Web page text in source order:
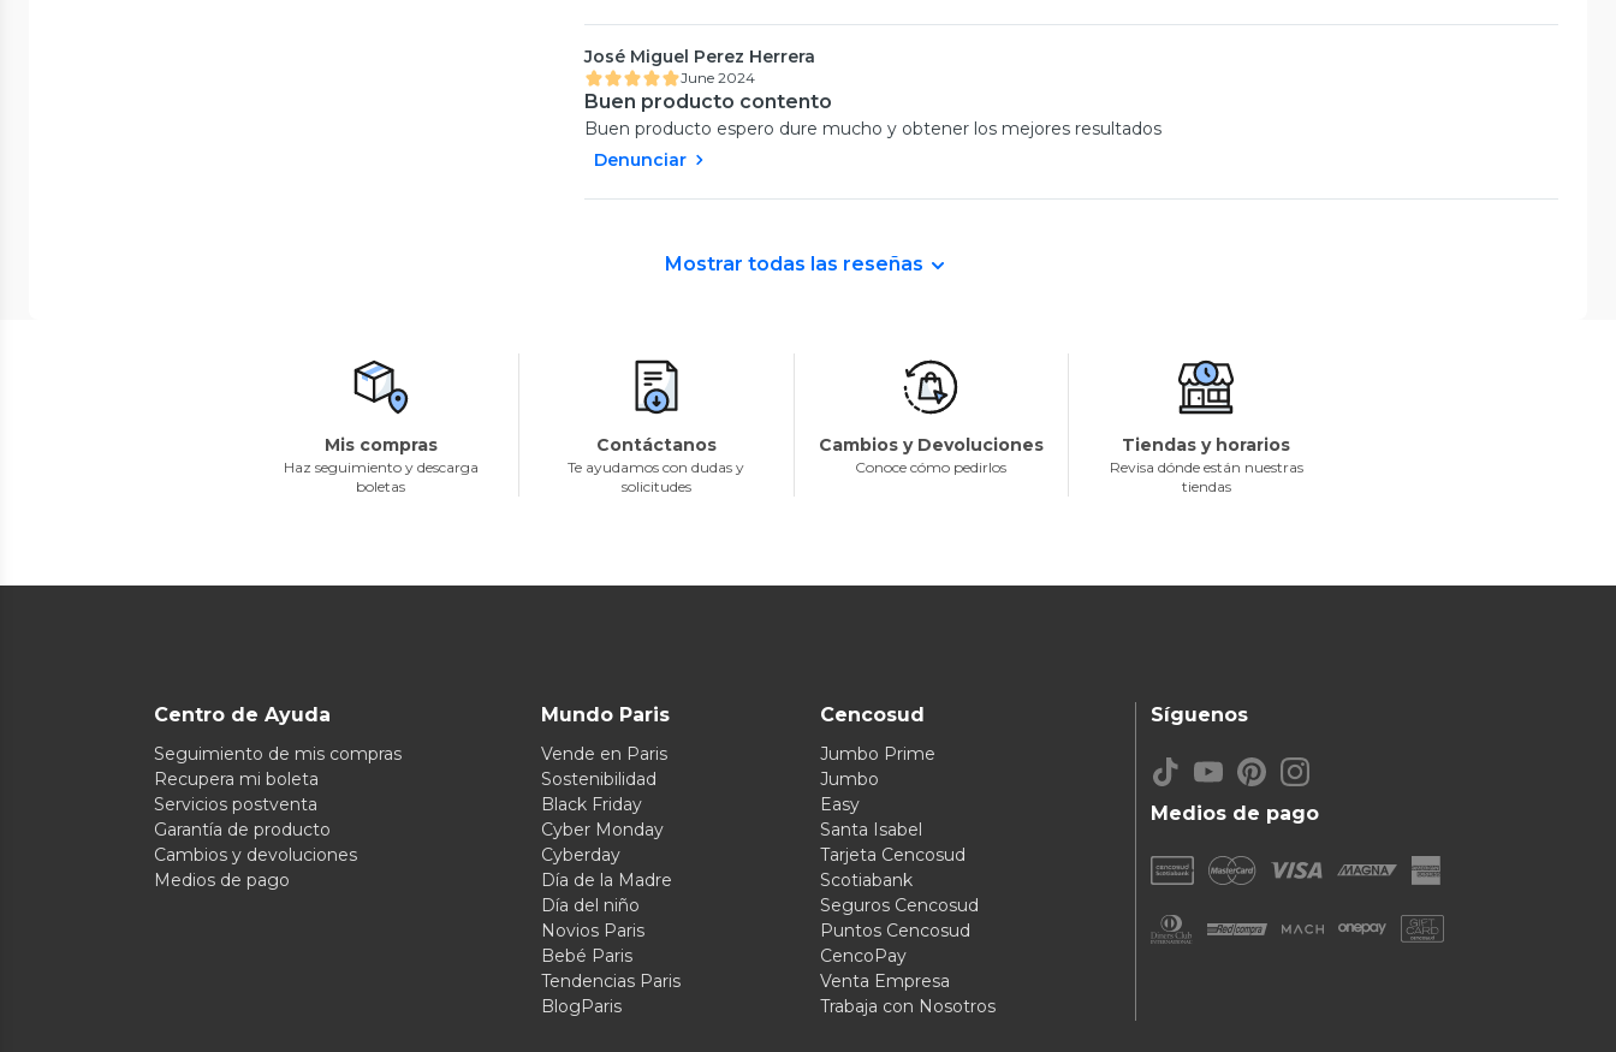
José Miguel Perez Herrera
June 2024
Buen producto contento
Buen producto espero dure mucho y obtener los mejores resultados
Denunciar
Mostrar todas las reseñas
Mis compras
Haz seguimiento y descarga
boletas
Contáctanos
Te ayudamos con dudas y
solicitudes
Cambios y Devoluciones
Conoce cómo pedirlos
Tiendas y horarios
Revisa dónde están nuestras
tiendas
Centro de Ayuda
Seguimiento de mis compras
Recupera mi boleta
Servicios postventa
Garantía de producto
Cambios y devoluciones
Medios de pago
Mundo Paris
Vende en Paris
Sostenibilidad
Black Friday
Cyber Monday
Cyberday
Día de la Madre
Día del niño
Novios Paris
Bebé Paris
Tendencias Paris
BlogParis
Cencosud
Jumbo Prime
Jumbo
Easy
Santa Isabel
Tarjeta Cencosud
Scotiabank
Seguros Cencosud
Puntos Cencosud
CencoPay
Venta Empresa
Trabaja con Nosotros
Medios de pago
Síguenos